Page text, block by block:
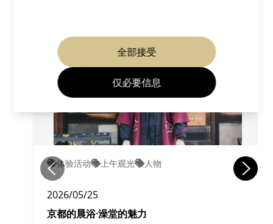
全部接受
仅必要信息
体验活动 上午观光 人物
2026/05/25
京都的晨浴·澡堂的魅力